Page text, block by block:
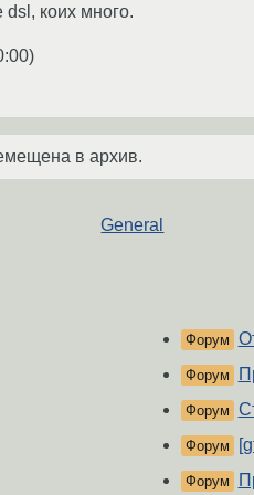
dsl, коих много.
)
в архив.
General
Форум
Форум
Форум
Форум
Форум